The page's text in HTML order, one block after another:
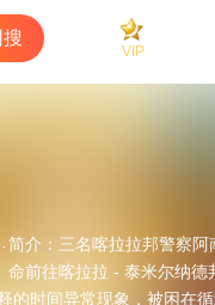
VIP
简介： 三名喀拉拉邦警察
命前往喀拉拉 - 泰米尔纳德
的时间异常现象，被困在